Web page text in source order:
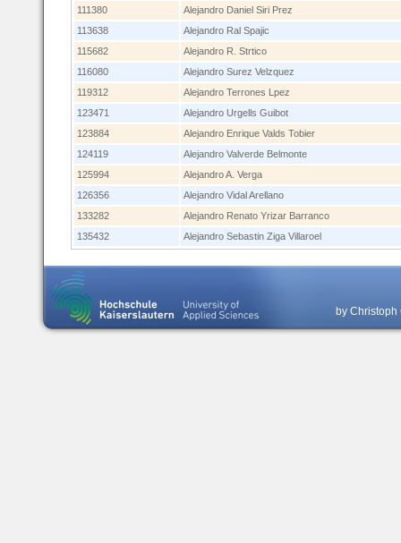
111380
Alejandro Daniel Siri Prez
113638
Alejandro Ral Spajic
115682
Alejandro R. Strtico
116080
Alejandro Surez Velzquez
119312
Alejandro Terrones Lpez
123471
Alejandro Urgells Guibot
123884
Alejandro Enrique Valds Tobier
124119
Alejandro Valverde Belmonte
125994
Alejandro A. Verga
126356
Alejandro Vidal Arellano
133282
Alejandro Renato Yrizar Barranco
135432
Alejandro Sebastin Ziga Villaroel
by